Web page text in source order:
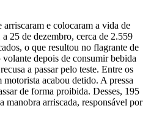
arriscaram e colocaram a vida de
25 de dezembro, cerca de 2.559
o que resultou no flagrante de
depois de consumir bebida
a passar pelo teste. Entre os
acabou detido. A pressa
de forma proibida. Desses, 195
manobra arriscada, responsável por